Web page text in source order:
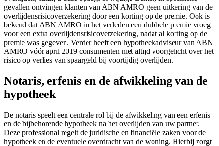
gevallen ontvingen klanten van ABN AMRO geen uitkering van de
overlijdensrisicoverzekering door een korting op de premie. Ook is
bekend dat ABN AMRO in het verleden een dubbele premie vroeg
voor een extra overlijdensrisicoverzekering, nadat al korting op de
premie was gegeven. Verder heeft een hypotheekadviseur van ABN
AMRO vóór april 2019 consumenten niet altijd voorgelicht over het
risico op verlies van spaargeld bij voortijdig overlijden.
Notaris, erfenis en de afwikkeling van de
hypotheek
De notaris speelt een centrale rol bij de afwikkeling van een erfenis
en de bijbehorende hypotheek na het overlijden van uw partner.
Deze professional regelt de juridische en financiële zaken voor de
hypotheek en de eventuele overdracht van de woning. Hierbij zorgt